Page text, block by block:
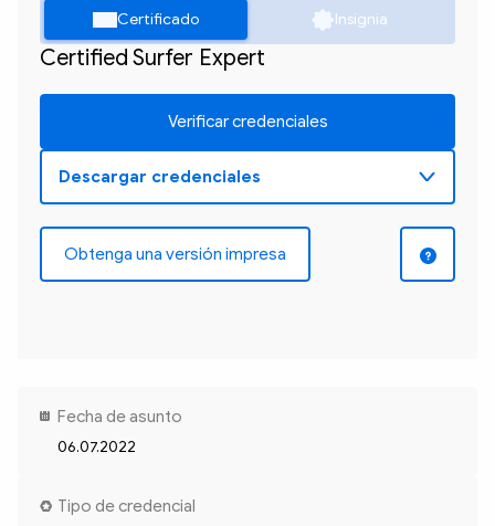
Certificado Insignia
Certified Surfer Expert
Verificar credenciales
Obtenga una versión impresa
Fecha de asunto
06.07.2022
Tipo de credencial